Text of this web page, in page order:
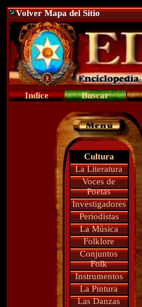
Volver Mapa del Sitio
Indice Buscar
Cultura
La Literatura
Voces de
Poetas
Investigadores
Periodistas
La Música
Folklore
Conjuntos
Folk
Instrumentos
La Pintura
Las Danzas